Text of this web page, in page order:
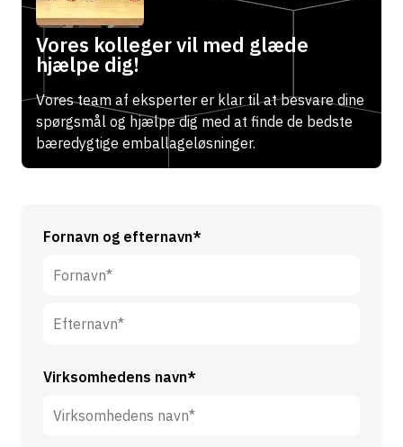
Fornavn og efternavn*
nf
Virksomhedens navn*
Vores kolleger vil med glæde
hjælpe dig!
Vores team af eksperter er klar til at besvare dine
spørgsmål og hjælpe dig med at finde de bedste
bæredygtige emballageløsninger.